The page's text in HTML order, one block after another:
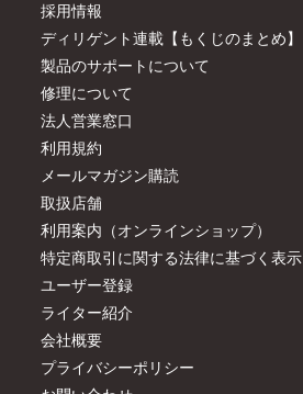
採用情報
ディリゲント連載【もくじのまとめ】
製品のサポートについて
修理について
法人営業窓口
利用規約
メールマガジン購読
取扱店舗
利用案内（オンラインショップ）
特定商取引に関する法律に基づく表示
ユーザー登録
ライター紹介
会社概要
プライバシーポリシー